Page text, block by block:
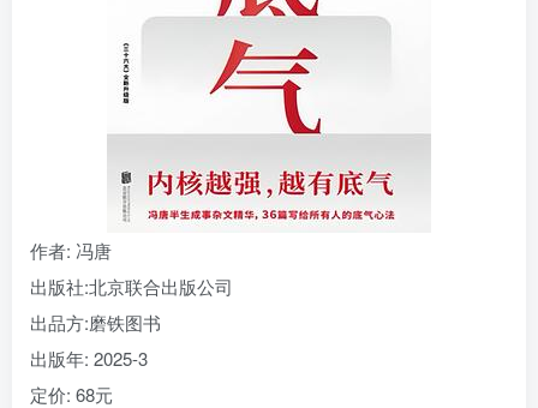
作者: 冯唐
出版社:北京联合出版公司
出品方:磨铁图书
出版年: 2025-3
定价: 68元
记住登录 找回密码
登录
社交账号登录